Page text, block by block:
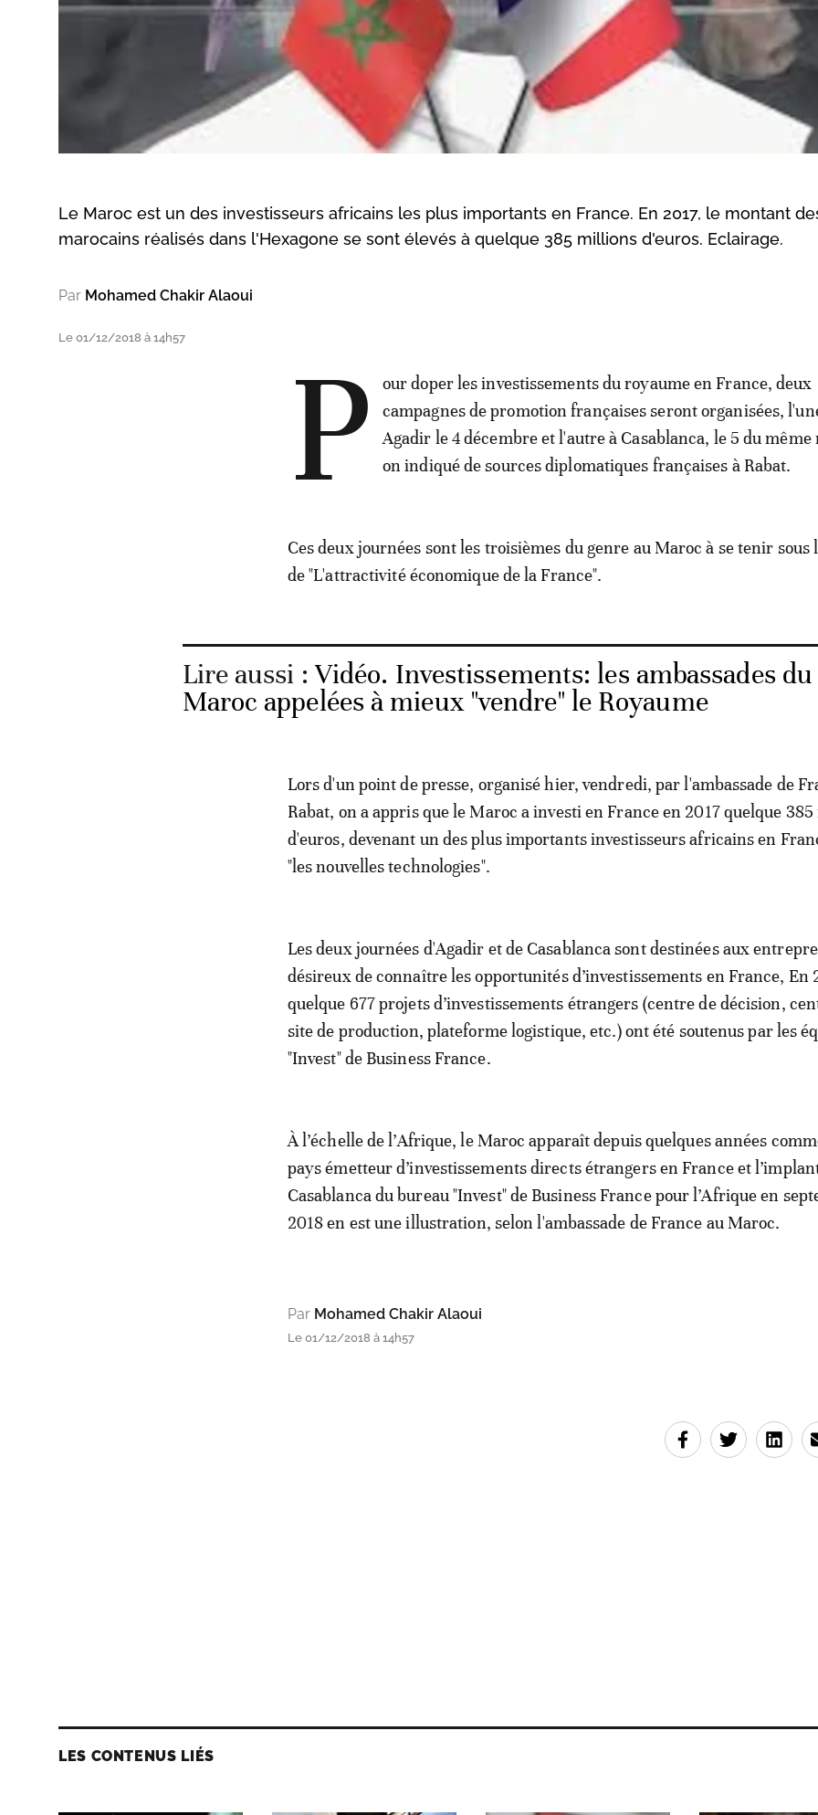
Le Maroc est un des investisseurs africains les plus importants en France. En 2017, le montant
marocains réalisés dans l'Hexagone se sont élevés à quelque 385 millions d'euros. Eclairage.
Par Mohamed Chakir Alaoui
Le 01/12/2018 à 14h57 P
our doper les investissements du royaume en France, deux
campagnes de promotion françaises seront organisées,
Agadir le 4 décembre et l'autre à Casablanca, le 5 du même
on indiqué de sources diplomatiques françaises à Rabat.
Ces deux journées sont les troisièmes du genre au Maroc à se tenir sous
de "L'attractivité économique de la France".
Lire aussi :Vidéo. Investissements: les ambassades du
Maroc appelées à mieux "vendre" le Royaume
Lors d'un point de presse, organisé hier, vendredi, par l'ambassade de
Rabat, on a appris que le Maroc a investi en France en 2017 quelque
d'euros, devenant un des plus importants investisseurs africains en
"les nouvelles technologies".
Les deux journées d'Agadir et de Casablanca sont destinées aux
désireux de connaître les opportunités d’investissements en France, En
quelque 677 projets d’investissements étrangers (centre de décision,
site de production, plateforme logistique, etc.) ont été soutenus par les
"Invest" de Business France.
À l’échelle de l’Afrique, le Maroc apparaît depuis quelques années
pays émetteur d’investissements directs étrangers en France et
Casablanca du bureau "Invest" de Business France pour l’Afrique en
2018 en est une illustration, selon l'ambassade de France au Maroc.
Par Mohamed Chakir Alaoui
Le 01/12/2018 à 14h57
LES CONTENUS LIÉS